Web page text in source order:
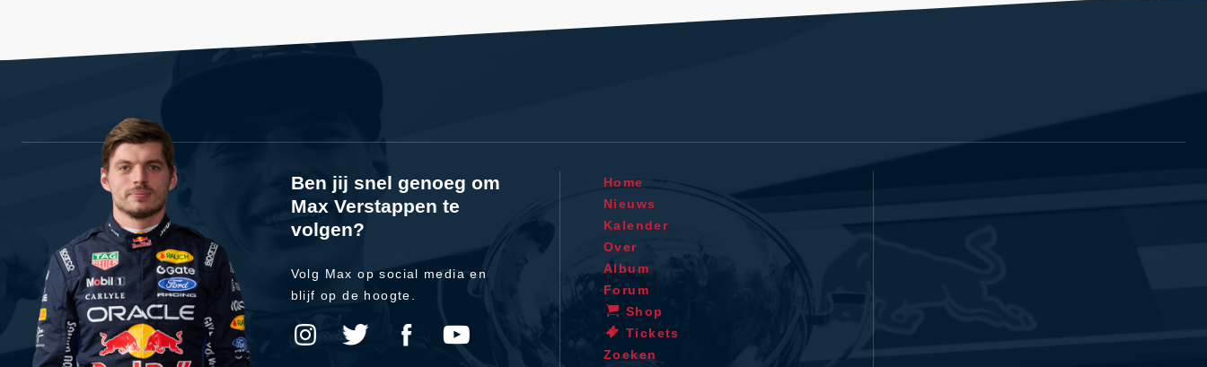
Ben jij snel genoeg om
Max Verstappen te
volgen?
Volg Max op social media en
blijf op de hoogte.
Home
Nieuws
Kalender
Over
Album
Forum
Shop
Tickets
Zoeken